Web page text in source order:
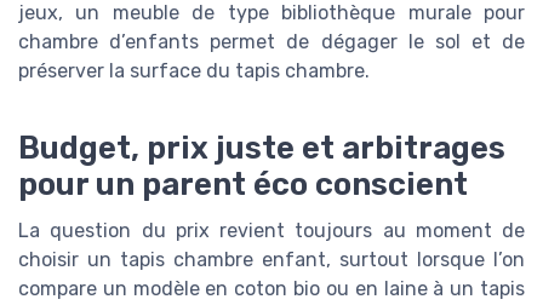
jeux, un meuble de type bibliothèque murale pour
chambre d’enfants permet de dégager le sol et de
préserver la surface du tapis chambre.
Budget, prix juste et arbitrages
pour un parent éco conscient
La question du prix revient toujours au moment de
choisir un tapis chambre enfant, surtout lorsque l’on
compare un modèle en coton bio ou en laine à un tapis